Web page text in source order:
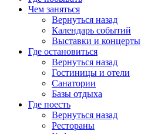
Чем заняться
Вернуться назад
Календарь событий
Выставки и концерты
Где остановиться
Вернуться назад
Гостиницы и отели
Санатории
Базы отдыха
Где поесть
Вернуться назад
Рестораны